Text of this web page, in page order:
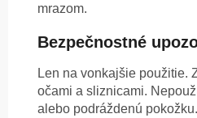
mrazom.
Bezpečnostné
Len na vonkajšie použitie.
očami a sliznicami.
alebo podráždenú